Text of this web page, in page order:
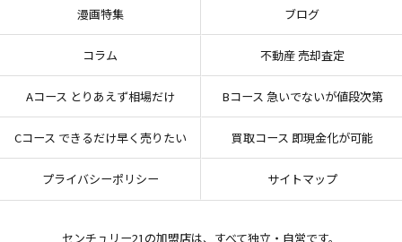
漫画特集 ブログ
コラム 不動産 売却査定
Aコース とりあえず相場だけ Bコース 急いでないが値段次第
Cコース できるだけ早く売りたい 買取コース 即現金化が可能
プライバシーポリシー サイトマップ
センチュリー21の加盟店は、すべて独立・自営です。